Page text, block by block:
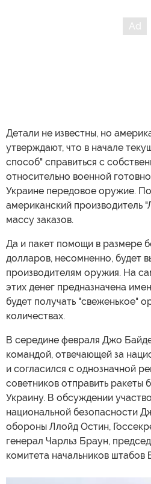
Детали не известны, но
утверждают, что в начале
способ" справиться с
относительно военной
Украине передовое оружие.
американский производитель
массу заказов.
Да и пакет помощи в размере
долларов, несомненно, будет
производителям оружия. На
этих денег предназначена
будет получать "свеженькое"
количествах.
В середине февраля Джо
командой, отвечающей за
и согласился с однозначной
советников отправить ракеты
Украину. В обсуждении
национальной безопасности
обороны Ллойд Остин,
генерал Чарльз Браун,
комитета начальников